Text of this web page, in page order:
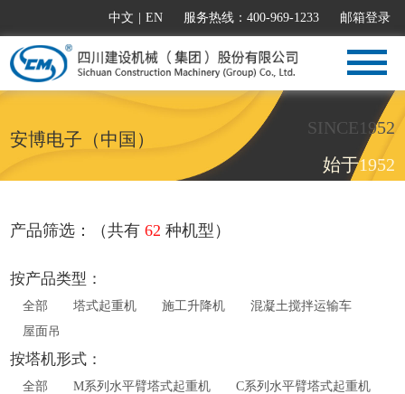
中文 EN 服务热线：400-969-1233 邮箱登录
安博电子（中国）
SINCE1952
始于1952
产品筛选：（共有62 种机型）
按产品类型：
全部 塔式起重机 施工升降机
混凝土搅拌运输车
屋面吊
按塔机形式：
全部 M系列水平臂塔式起重机
C系列水平臂塔式起重机